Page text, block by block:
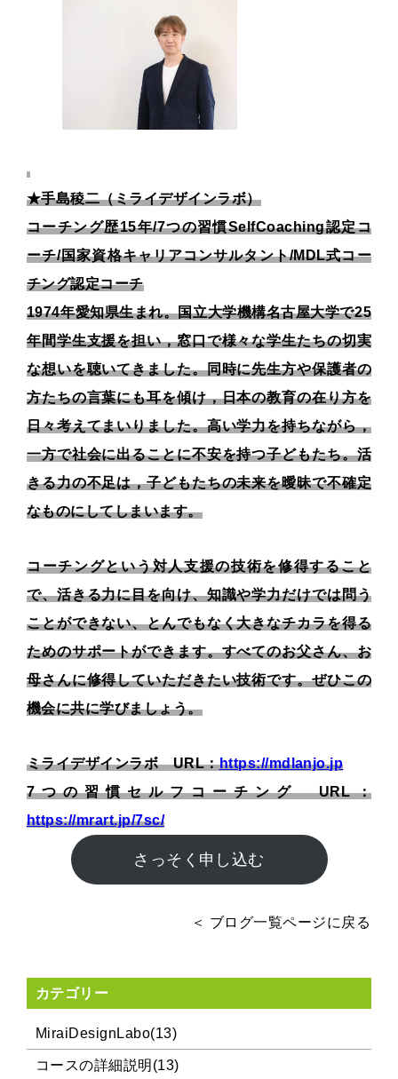
★手島稜二（ミライデザインラボ）
コーチング歴15年/7つの習慣SelfCoaching認定コ
ーチ/国家資格キャリアコンサルタント/MDL式コー
チング認定コーチ
1974年愛知県生まれ。国立大学機構名古屋大学で25
年間学生支援を担い，窓口で様々な学生たちの切実
な想いを聴いてきました。同時に先生方や保護者の
方たちの言葉にも耳を傾け，日本の教育の在り方を
日々考えてまいりました。高い学力を持ちながら，
一方で社会に出ることに不安を持つ子どもたち。活
きる力の不足は，子どもたちの未来を曖昧で不確定
なものにしてしまいます。
コーチングという対人支援の技術を修得すること
で、活きる力に目を向け、知識や学力だけでは問う
ことができない、とんでもなく大きなチカラを得る
ためのサポートができます。すべてのお父さん、お
母さんに修得していただきたい技術です。ぜひこの
機会に共に学びましょう。
ミライデザインラボ URL：https://mdlanjo.jp
7つの習慣セルフコーチング URL：
https://mrart.jp/7sc/
さっそく申し込む
＜ ブログ一覧ページに戻る
カテゴリー
MiraiDesignLabo(13)
コースの詳細説明(13)